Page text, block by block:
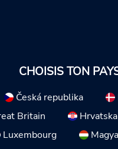
CHOISIS TON
Česká republika
Britain Hrvatska
Luxembourg